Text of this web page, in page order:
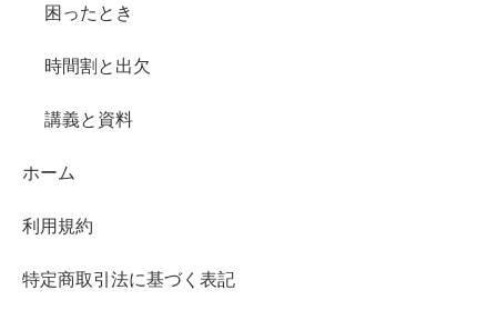
困ったとき
時間割と出欠
講義と資料
ホーム
利用規約
特定商取引法に基づく表記